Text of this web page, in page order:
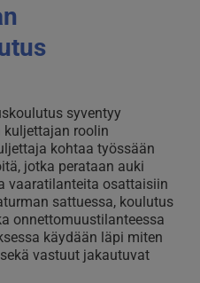
syventyy
kuljettajan roolin
kohtaa työssään
jotka perataan auki
vaaratilanteita osattaisiin
sattuessa, koulutus
onnettomuustilanteessa
käydään läpi miten
vastuut jakautuvat